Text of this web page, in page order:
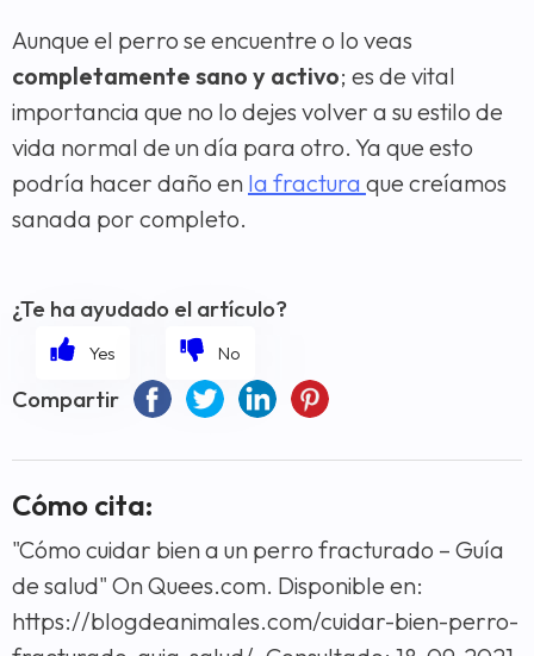
Aunque el perro se encuentre o lo veas
completamente sano y activo; es de vital
importancia que no lo dejes volver a su estilo de
vida normal de un día para otro. Ya que esto
podría hacer daño en la fractura que creíamos
sanada por completo.
¿Te ha ayudado el artículo?
Compartir
Cómo cita:
"Cómo cuidar bien a un perro fracturado – Guía
de salud" On Quees.com. Disponible en:
https://blogdeanimales.com/cuidar-bien-perro-